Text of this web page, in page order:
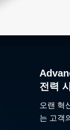
전력
오랜 혁
는 고객